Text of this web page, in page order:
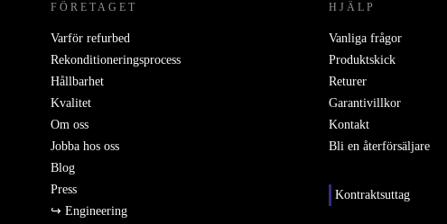
FÖRETAGET
Varför refurbed
Rekonditioneringsprocess
Hållbarhet
Kvalitet
Om oss
Jobba hos oss
Blog
Press
↪ Engineering
HJÄLP
Vanliga frågor
Produktskick
Returer
Garantivillkor
Kontakt
Bli en återförsäljare
Kontraktsuttag